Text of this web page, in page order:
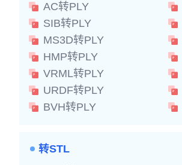
AC转PLY
SIB转PLY
MS3D转PLY
HMP转PLY
VRML转PLY
URDF转PLY
BVH转PLY
转STL